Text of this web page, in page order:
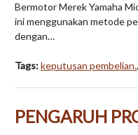
Bermotor Merek Yamaha
ini menggunakan metode
dengan…
Tags:keputusan pembelian.,
PENGARUH